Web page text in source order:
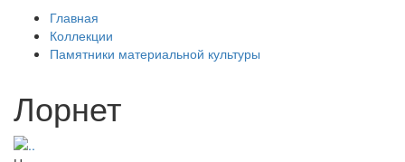
Главная
Коллекции
Памятники материальной культуры
Лорнет